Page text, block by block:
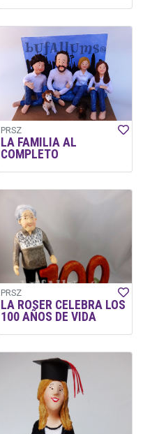
PRSZ
LA FAMILIA AL
COMPLETO
PRSZ
LA ROSER CELEBRA LOS
100 AÑOS DE VIDA